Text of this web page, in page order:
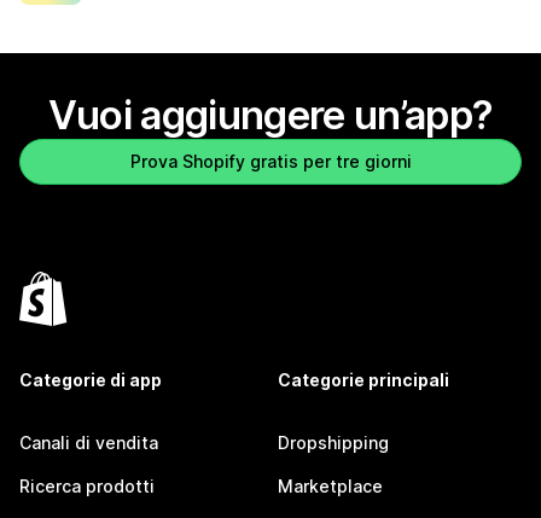
Vuoi aggiungere un’app?
Prova Shopify gratis per tre giorni
Categorie di app
Canali di vendita
Ricerca prodotti
Categorie principali
Dropshipping
Marketplace